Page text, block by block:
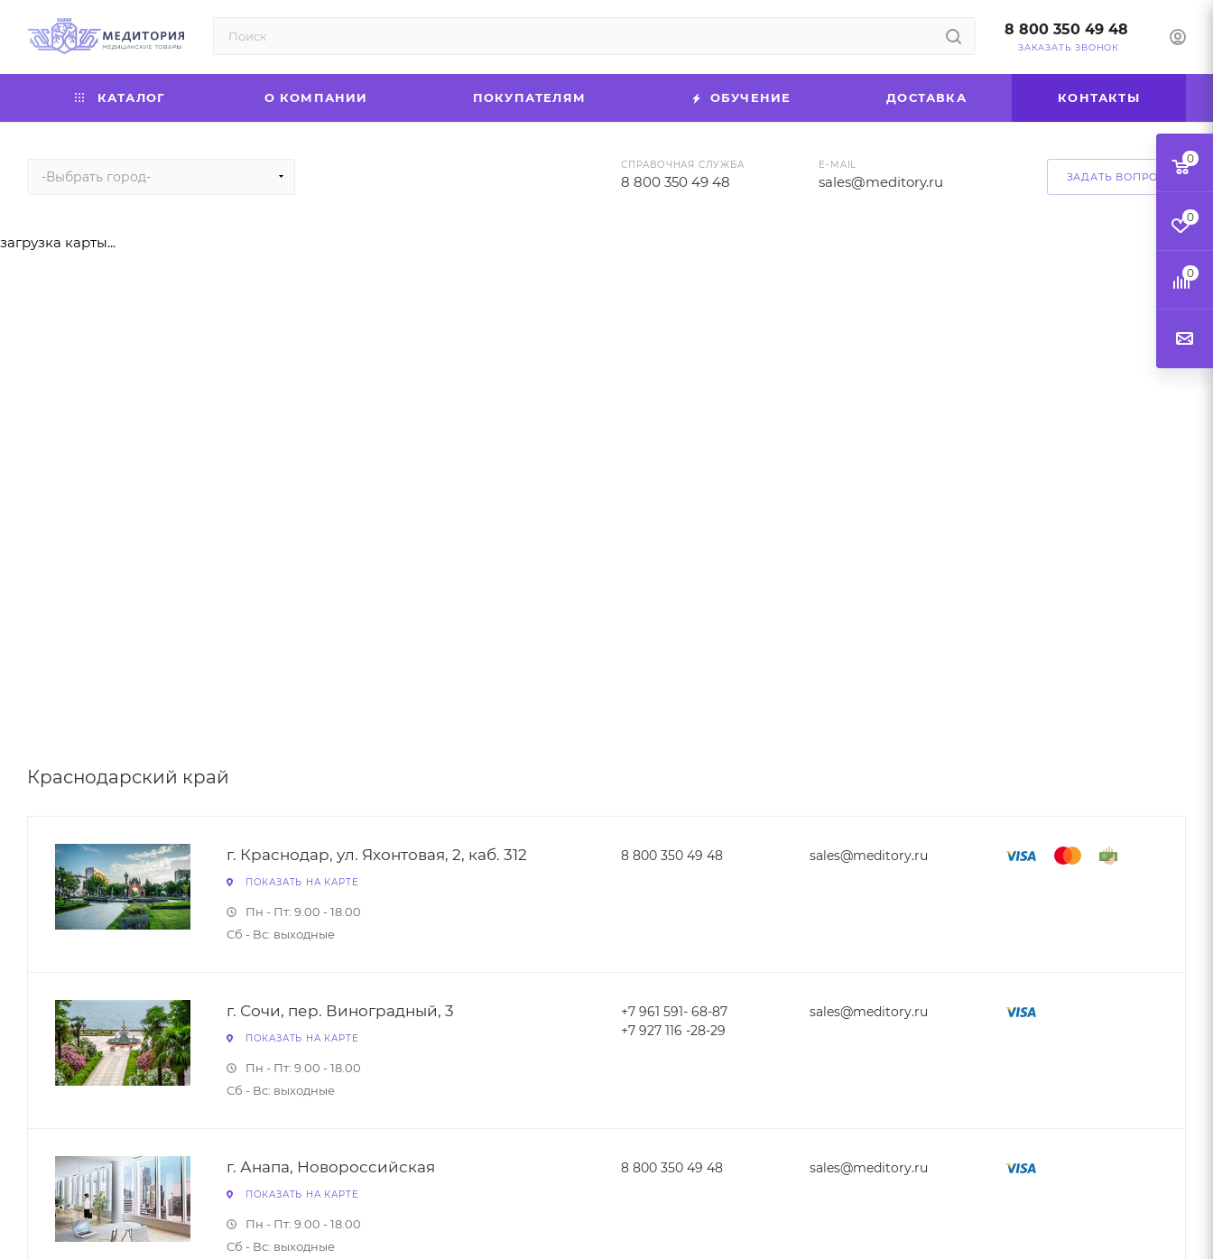
8 800 350 49 48
ЗАКАЗАТЬ ЗВОНОК
КАТАЛОГ О КОМПАНИИ ПОКУПАТЕЛЯМ ОБУЧЕНИЕ ДОСТАВКА КОНТАКТЫ
-Выбрать город-
СПРАВОЧНАЯ СЛУЖБА
8 800 350 49 48
E-MAIL
sales@meditory.ru ЗАДАТЬ ВОПРОС
загрузка карты...
Краснодарский край
г. Краснодар, ул. Яхонтовая, 2, каб. 312
ПОКАЗАТЬ НА КАРТЕ
Пн - Пт: 9.00 - 18.00
Сб - Вс: выходные
8 800 350 49 48 sales@meditory.ru
г. Сочи, пер. Виноградный, 3
ПОКАЗАТЬ НА КАРТЕ
Пн - Пт: 9.00 - 18.00
Сб - Вс: выходные
+7 961 591- 68-87
+7 927 116 -28-29
sales@meditory.ru
г. Анапа, Новороссийская
ПОКАЗАТЬ НА КАРТЕ
Пн - Пт: 9.00 - 18.00
Сб - Вс: выходные
8 800 350 49 48 sales@meditory.ru
0
0
0